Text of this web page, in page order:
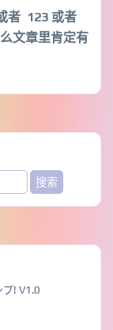
者 123 或者
文章里肯定有
プ! V1.0